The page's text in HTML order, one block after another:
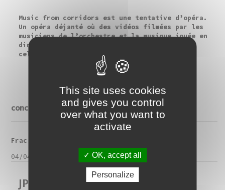
Music from corridors est une tentative d’opéra.
Un opéra déjanté où des vidéos filmées par les
musiciens de l’orchestre et la musique jouée en
direct retracent le parcours initiatique de
celles et...
concert
JPO // Concert / Cycle Amen
Frac Franche-Comté
04/04/2015
This site uses cookies
and gives you control
over what you want to
activate
OK, accept all
Personalize